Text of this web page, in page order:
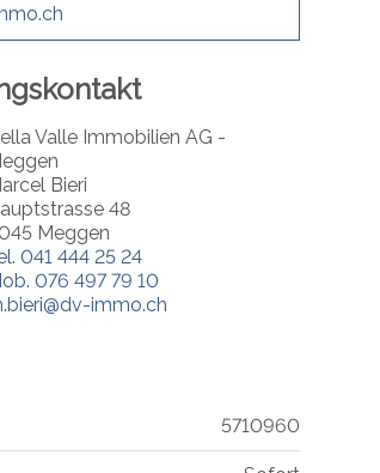
Valle Immobilien AG -
Bieri
48
Meggen
041 444 25 24
076 497 79 10
immo.ch
5710960